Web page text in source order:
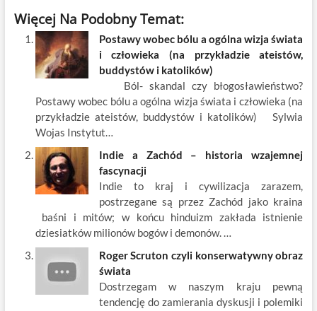
ac
e
b
o
o
k
w
itt
er
m
ail
nt
er
es
t
k
o
p
k
e
dI
n
ar
e
Więcej Na Podobny Temat:
Postawy wobec bólu a ogólna wizja świata
i człowieka (na przykładzie ateistów,
buddystów i katolików)
Ból- skandal czy błogosławieństwo?
Postawy wobec bólu a ogólna wizja świata i człowieka (na
przykładzie ateistów, buddystów i katolików) Sylwia
Wojas Instytut…
Indie a Zachód – historia wzajemnej
fascynacji
Indie to kraj i cywilizacja zarazem,
postrzegane są przez Zachód jako kraina
baśni i mitów; w końcu hinduizm zakłada istnienie
dziesiatków milionów bogów i demonów. …
Roger Scruton czyli konserwatywny obraz
świata
Dostrzegam w naszym kraju pewną
tendencję do zamierania dyskusji i polemiki